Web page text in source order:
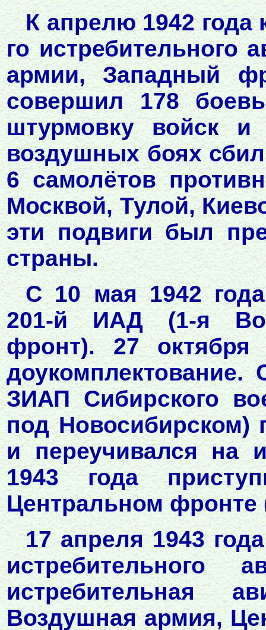
К апрелю 1942 года
го истребительного
армии, Западный
совершил 178
штурмовку войск и
воздушных боях
6 самолётов
Москвой, Тулой,
эти подвиги был
страны.
С 10 мая 1942
201-й ИАД (1-я
фронт). 27
ЗИАП Сибирского
под Новосибирском)
и переучивался на
1943 года
Центральном фронте
17 апреля 1943
истребительного
истребительная
Воздушная армия,